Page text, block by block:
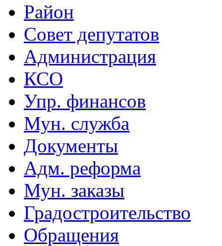
Район
Совет депутатов
Администрация
КСО
Упр. финансов
Мун. служба
Документы
Адм. реформа
Мун. заказы
Градостроительство
Обращения